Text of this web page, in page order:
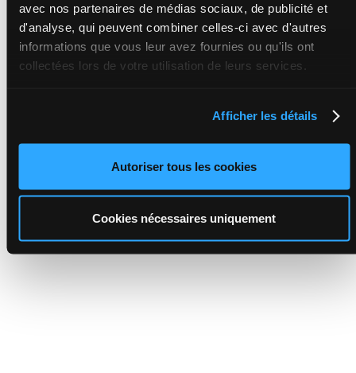
avec nos partenaires de médias sociaux, de publicité et
d'analyse, qui peuvent combiner celles-ci avec d'autres
informations que vous leur avez fournies ou qu'ils ont
collectées lors de votre utilisation de leurs services.
Afficher les détails
Autoriser tous les cookies
Cookies nécessaires uniquement